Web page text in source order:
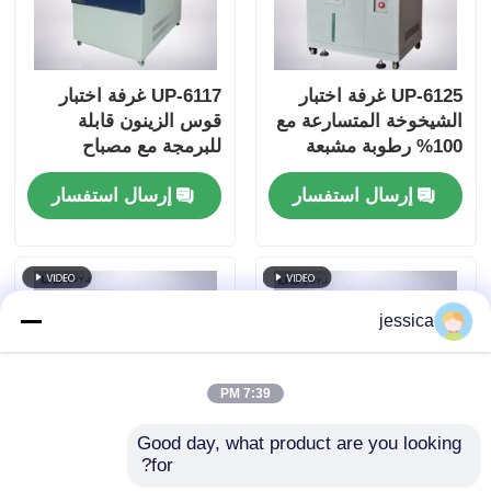
UP-6125 غرفة اختبار
الشيخوخة المتسارعة مع
100% رطوبة مشبعة
ثابتة 105 °C ~ 143 °C
نطاق درجة الحرارة و
0.05 ~ 0.30MPa ضغط
إرسال استفسار
UP-6117 غرفة اختبار
قوس الزينون قابلة
للبرمجة مع مصباح
الزينون القوس الطويل
المبرد بالهواء بقوة 2.5
كيلوواط لاختبارات
ISO و ASTM
إرسال استفسار
jessica
7:39 PM
Good day, what product are you looking
for?